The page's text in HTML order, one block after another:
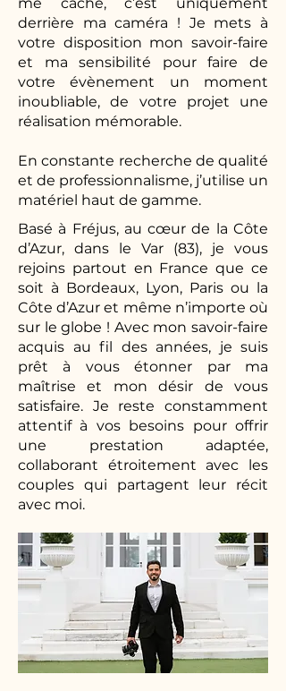
derrière ma caméra ! Je mets à
votre disposition mon savoir-faire
et ma sensibilité pour faire de
votre évènement un moment
inoubliable, de votre projet une
réalisation mémorable.
En constante recherche de qualité
et de professionnalisme, j’utilise un
matériel haut de gamme.
Basé à Fréjus, au cœur de la Côte
d’Azur, dans le Var (83), je vous
rejoins partout en France que ce
soit à Bordeaux, Lyon, Paris ou la
Côte d’Azur et même n’importe où
sur le globe ! Avec mon savoir-faire
acquis au fil des années, je suis
prêt à vous étonner par ma
maîtrise et mon désir de vous
satisfaire. Je reste constamment
attentif à vos besoins pour offrir
une prestation adaptée,
collaborant étroitement avec les
couples qui partagent leur récit
avec moi.